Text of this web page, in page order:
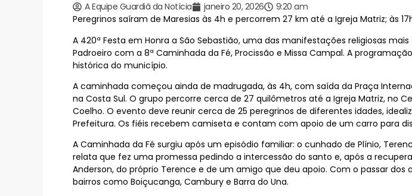
A Equipe Guardiã da Notícia janeiro 20, 2026
9:20 am
Peregrinos saíram de Maresias às 4h e percorrem 27 km até a Igreja Matriz; às
A 420ª Festa em Honra a São Sebastião, uma das manifestações religiosas
Padroeiro com a 8ª Caminhada da Fé, Procissão e Missa Campal. A
histórica do município.
A caminhada começou ainda de madrugada, às 4h, com saída da Praça
na Costa Sul. O grupo percorre cerca de 27 quilômetros até a Igreja Matriz, no
Coelho. O evento deve reunir cerca de 25 peregrinos de diferentes idades,
Prefeitura. Os fiéis recebem camiseta e contam com apoio de um carro para
A Caminhada da Fé surgiu após um episódio familiar: o cunhado de Plínio,
relata que fez uma promessa pedindo a intercessão do santo e, após a
Anderson, do próprio Terence e de um amigo que deu apoio. Com o passar
bairros como Boiçucanga, Cambury e Barra do Una.